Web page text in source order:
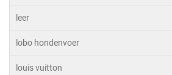
leer
lobo hondenvoer
louis vuitton